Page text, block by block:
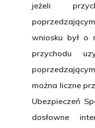
jeżeli
wniosku był o
przychodu
można liczne
Ubezpieczeń
dosłowne